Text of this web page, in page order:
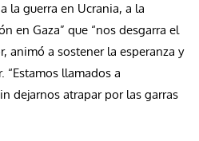
la guerra en Ucrania, a la
en Gaza” que “nos desgarra el
animó a sostener la esperanza y
“Estamos llamados a
dejarnos atrapar por las garras